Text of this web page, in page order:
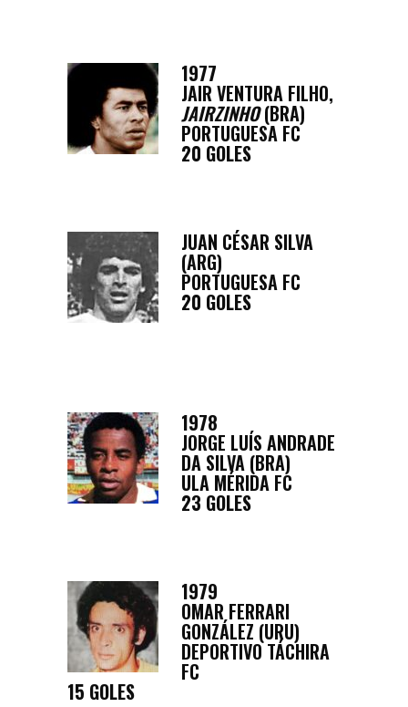
1977
JAIR VENTURA FILHO,
JAIRZINHO(BRA)
PORTUGUESA FC
20 GOLES
JUAN CÉSAR SILVA
(ARG)
PORTUGUESA FC
20 GOLES
1978
JORGE LUÍS ANDRADE
DA SILVA (BRA)
ULA MÉRIDA FC
23 GOLES
1979
OMAR FERRARI
GONZÁLEZ (URU)
DEPORTIVO TÁCHIRA
FC
15 GOLES